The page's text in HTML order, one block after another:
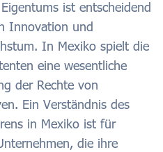
ist entscheidend
Innovation und
In Mexiko spielt die
eine wesentliche
der Rechte von
Ein Verständnis des
in Mexiko ist für
die ihre